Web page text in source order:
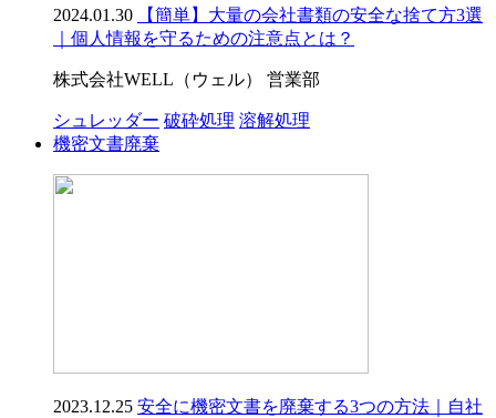
2024.01.30
【簡単】大量の会社書類の安全な捨て方3選
｜個人情報を守るための注意点とは？
株式会社WELL（ウェル） 営業部
シュレッダー 破砕処理 溶解処理
機密文書廃棄
2023.12.25 安全に機密文書を廃棄する3つの方法｜自社